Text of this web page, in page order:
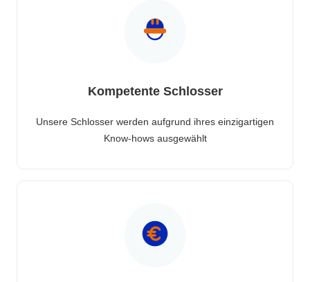
Kompetente Schlosser
Unsere Schlosser werden aufgrund ihres einzigartigen
Know-hows ausgewählt